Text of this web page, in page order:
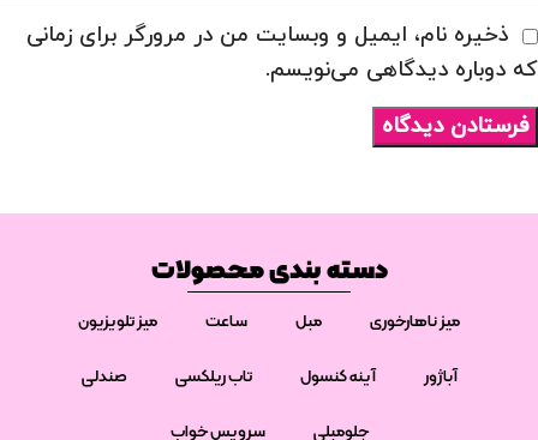
ذخیره نام، ایمیل و وبسایت من در مرورگر برای زمانی
که دوباره دیدگاهی می‌نویسم.
دسته بندی محصولات
میز ناهارخوری مبل ساعت میز تلویزیون
آباژور آینه کنسول تاب ریلکسی صندلی
جلومبلی سرویس خواب